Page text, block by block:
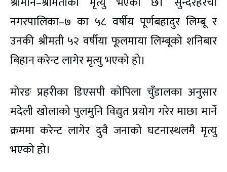
नगरपालिका–७ का ५८ वर्षीय पूर्णबहादुर लिम्बू र
उनकी श्रीमती ५२ वर्षीया फूलमाया लिम्बूको शनिबार
बिहान करेन्ट लागेर मृत्यु भएको हो।
मोरङ प्रहरीका डिएसपी कोपिला चुँडालका अनुसार
मदेली खोलाको पुलमुनि विद्युत प्रयोग गरेर माछा मार्ने
क्रममा करेन्ट लागेर दुवै जनाको घटनास्थलमै मृत्यु
भएको हो।